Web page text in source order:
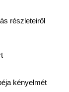
részleteiről
kényelmét